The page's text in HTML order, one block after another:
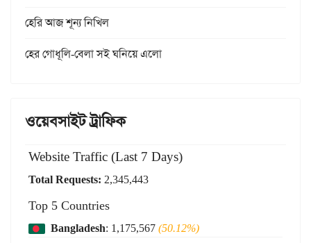
হেরি আজ শূন্য নিখিল
হের গোধূলি-বেলা সই ঘনিয়ে এলো
ওয়েবসাইট ট্রাফিক
Website Traffic (Last 7 Days)
Total Requests: 2,345,443
Top 5 Countries
Bangladesh: 1,175,567(50.12%)